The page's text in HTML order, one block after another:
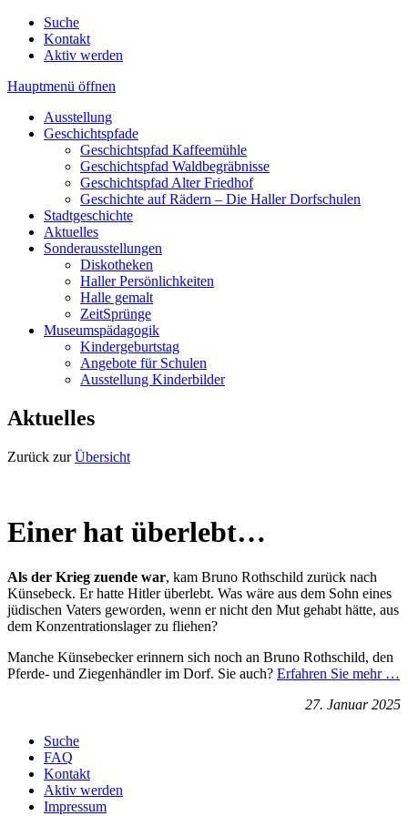
Suche
Kontakt
Aktiv werden
Hauptmenü öffnen
Ausstellung
Geschichtspfade
Geschichtspfad Kaffeemühle
Geschichtspfad Waldbegräbnisse
Geschichtspfad Alter Friedhof
Geschichte auf Rädern – Die Haller Dorfschulen
Stadtgeschichte
Aktuelles
Sonderausstellungen
Diskotheken
Haller Persönlichkeiten
Halle gemalt
ZeitSprünge
Museumspädagogik
Kindergeburtstag
Angebote für Schulen
Ausstellung Kinderbilder
Aktuelles
Zurück zurÜbersicht
Einer hat überlebt…
Als der Krieg zuende war, kam Bruno Rothschild zurück nach
Künsebeck. Er hatte Hitler überlebt. Was wäre aus dem Sohn eines
jüdischen Vaters geworden, wenn er nicht den Mut gehabt hätte, aus
dem Konzentrationslager zu fliehen?
Manche Künsebecker erinnern sich noch an Bruno Rothschild, den
Pferde- und Ziegenhändler im Dorf. Sie auch? Erfahren Sie mehr …
27. Januar 2025
Suche
FAQ
Kontakt
Aktiv werden
Impressum